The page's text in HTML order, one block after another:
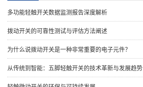
多功能轻触开关数据监测报告深度解析
拨动开关的可靠性测试与评估方法阐述
为什么说拨动开关是一种非常重要的电子元件？
从传统到智能：五脚轻触开关的技术革新与发展趋势